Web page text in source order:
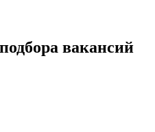
вакансий